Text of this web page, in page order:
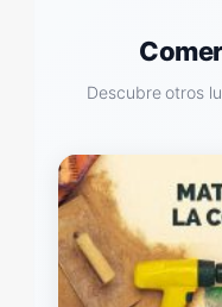
Descubre otros